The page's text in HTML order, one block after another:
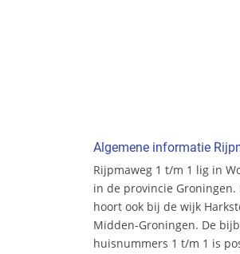
Algemene informatie
Rijpmaweg 1 t/m 1 lig in
in de provincie
hoort ook bij de wijk
Midden-Groningen. De
huisnummers 1 t/m 1 is